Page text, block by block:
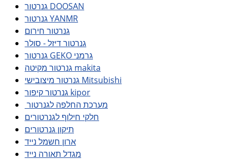
גנרטור DOOSAN
גנרטור YANMR
גנרטור חירום
גנרטור דיזל - סולר
גנרטור GEKO גרמני
גנרטור מקיטה makita
גנרטור מיצובישי Mitsubishi
גנרטור קיפור kipor
מערכת החלפה לגנרטור
חלקי חילוף לגנרטורים
תיקון גנרטורים
ארון חשמל נייד
מגדל תאורה נייד